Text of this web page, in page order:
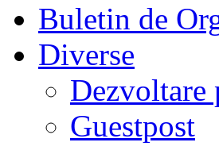
Buletin de
Diverse
Dezvoltare
Guestpost